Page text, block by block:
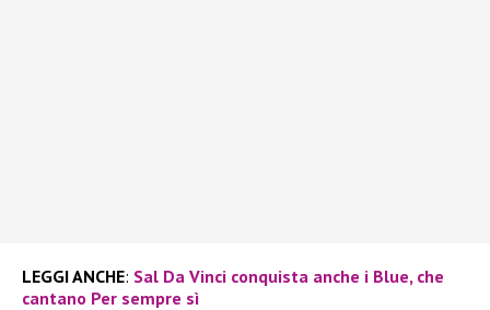
LEGGI ANCHE: Sal Da Vinci conquista anche i Blue, che
cantano Per sempre sì